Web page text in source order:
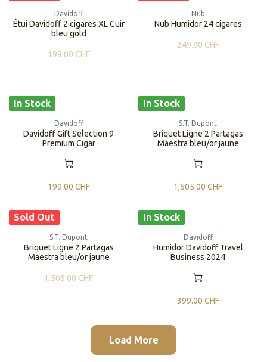
Davidoff
Étui Davidoff 2 cigares XL Cuir
bleu gold
199.00 CHF
Nub
Nub Humidor 24 cigares
249.00 CHF
In Stock
Davidoff
Davidoff Gift Selection 9
Premium Cigar
199.00 CHF
In Stock
S.T. Dupont
Briquet Ligne 2 Partagas
Maestra bleu/or jaune
1,505.00 CHF
Sold Out
S.T. Dupont
Briquet Ligne 2 Partagas
Maestra bleu/or jaune
1,505.00 CHF
In Stock
Davidoff
Humidor Davidoff Travel
Business 2024
399.00 CHF
Load More